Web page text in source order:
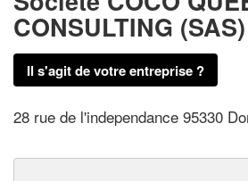
CONSULTING (SAS)
Il s'agit de votre entreprise ?
28 rue de l'independance 95330